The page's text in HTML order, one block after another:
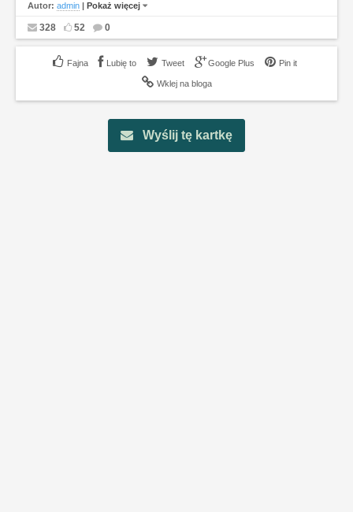
Autor: admin | Pokaż więcej
328 52 0
Lubię to Tweet Google Plus Pin it
Wklej na bloga
Wyślij tę kartkę